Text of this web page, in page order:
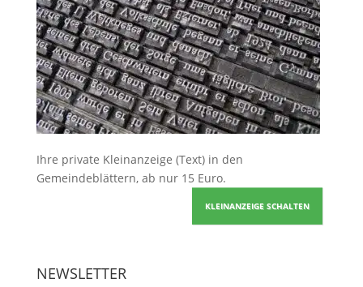
Ihre private Kleinanzeige (Text) in den
Gemeindeblättern, ab nur 15 Euro.
KLEINANZEIGE SCHALTEN
NEWSLETTER